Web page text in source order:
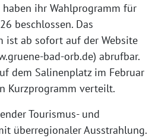
ihr Wahlprogramm für
beschlossen. Das
ist ab sofort auf der Website
bad-orb.de) abrufbar.
dem Salinenplatz im Februar
Kurzprogramm verteilt.
Tourismus- und
überregionaler Ausstrahlung.